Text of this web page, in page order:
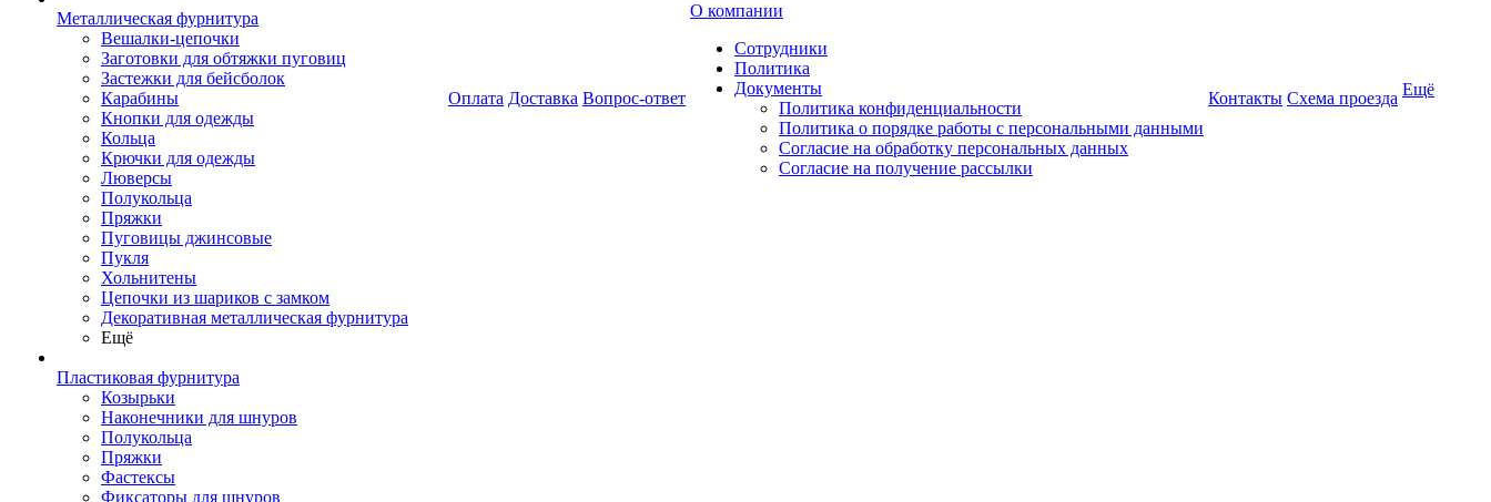
Металлическая фурнитура
Вешалки-цепочки
Заготовки для обтяжки пуговиц
Застежки для бейсболок
Карабины
Кнопки для одежды
Кольца
Крючки для одежды
Люверсы
Полукольца
Пряжки
Пуговицы джинсовые
Пукля
Хольнитены
Цепочки из шариков с замком
Декоративная металлическая фурнитура
Ещё
Пластиковая фурнитура
Козырьки
Наконечники для шнуров
Полукольца
Пряжки
Фастексы
Фиксаторы для шнуров
Оплата Доставка Вопрос-ответ
О компании
Сотрудники
Политика
Документы
Политика конфиденциальности
Политика о порядке работы с персональными данными
Согласие на обработку персональных данных
Согласие на получение рассылки
Контакты Схема проезда Ещё